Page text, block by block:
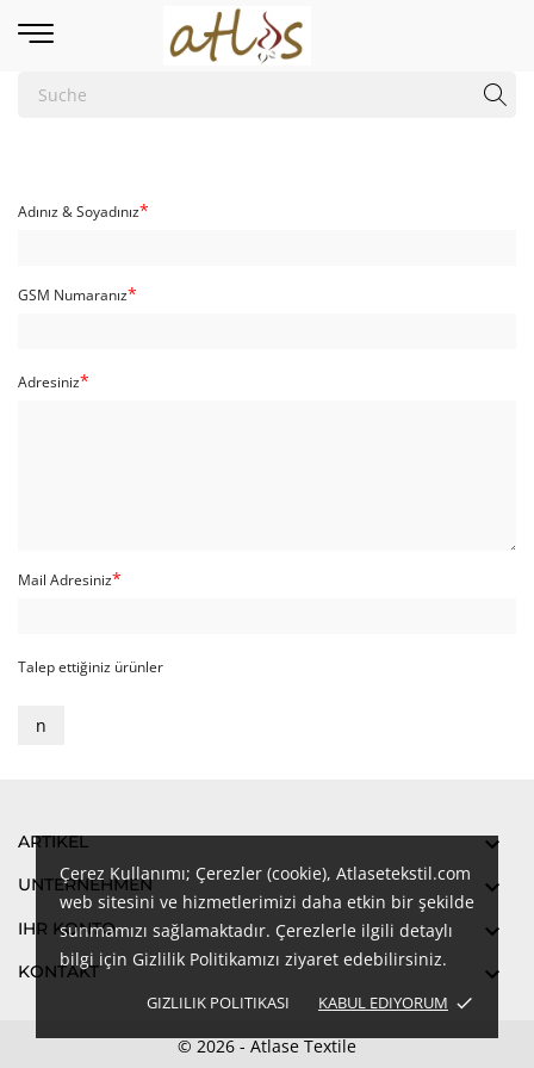
Çerez Kullanımı; Çerezler (cookie), Atlasetekstil.com
web sitesini ve hizmetlerimizi daha etkin bir şekilde
sunmamızı sağlamaktadır. Çerezlerle ilgili detaylı
bilgi için Gizlilik Politikamızı ziyaret edebilirsiniz.
GIZLILIK POLITIKASI KABUL EDIYORUM done
Adınız & Soyadınız
GSM Numaranız
Adresiniz
Mail Adresiniz
Talep ettiğiniz ürünler
n
ARTIKEL 
UNTERNEHMEN 
IHR KONTO 
KONTAKT 
© 2026 - Atlase Textile